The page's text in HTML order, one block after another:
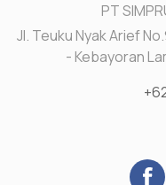
PT
Jl. Teuku Nyak Arief
- Kebayoran